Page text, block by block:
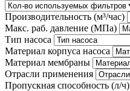
Производительность (м³/час)
Макс. раб. давление (МПа)
Тип насоса
Материал корпуса насоса
Материал мембраны
Отрасли применения
Пропускная способность (л/ч)